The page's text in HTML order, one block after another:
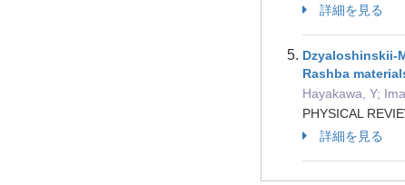
詳細を見る
Dzyaloshinskii-
Rashba
Hayakawa, Y;
PHYSICAL
詳細を見る